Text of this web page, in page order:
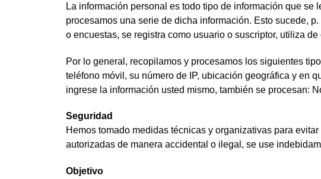
La información personal es todo tipo de información que
procesamos una serie de dicha información. Esto sucede,
o encuestas, se registra como usuario o suscriptor, utiliza
Por lo general, recopilamos y procesamos los siguientes
teléfono móvil, su número de IP, ubicación geográfica y en
ingrese la información usted mismo, también se procesan:
Seguridad
Hemos tomado medidas técnicas y organizativas para
autorizadas de manera accidental o ilegal, se use
Objetivo